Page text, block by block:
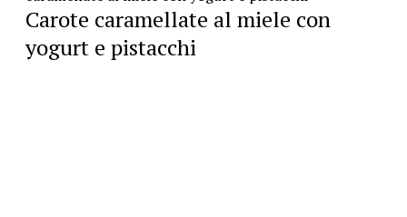
Carote caramellate al miele con
yogurt e pistacchi